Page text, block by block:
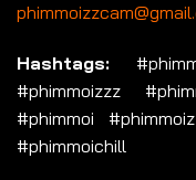
Hashtags:
#phimmoizzz
#phimmoi
#phimmoichill